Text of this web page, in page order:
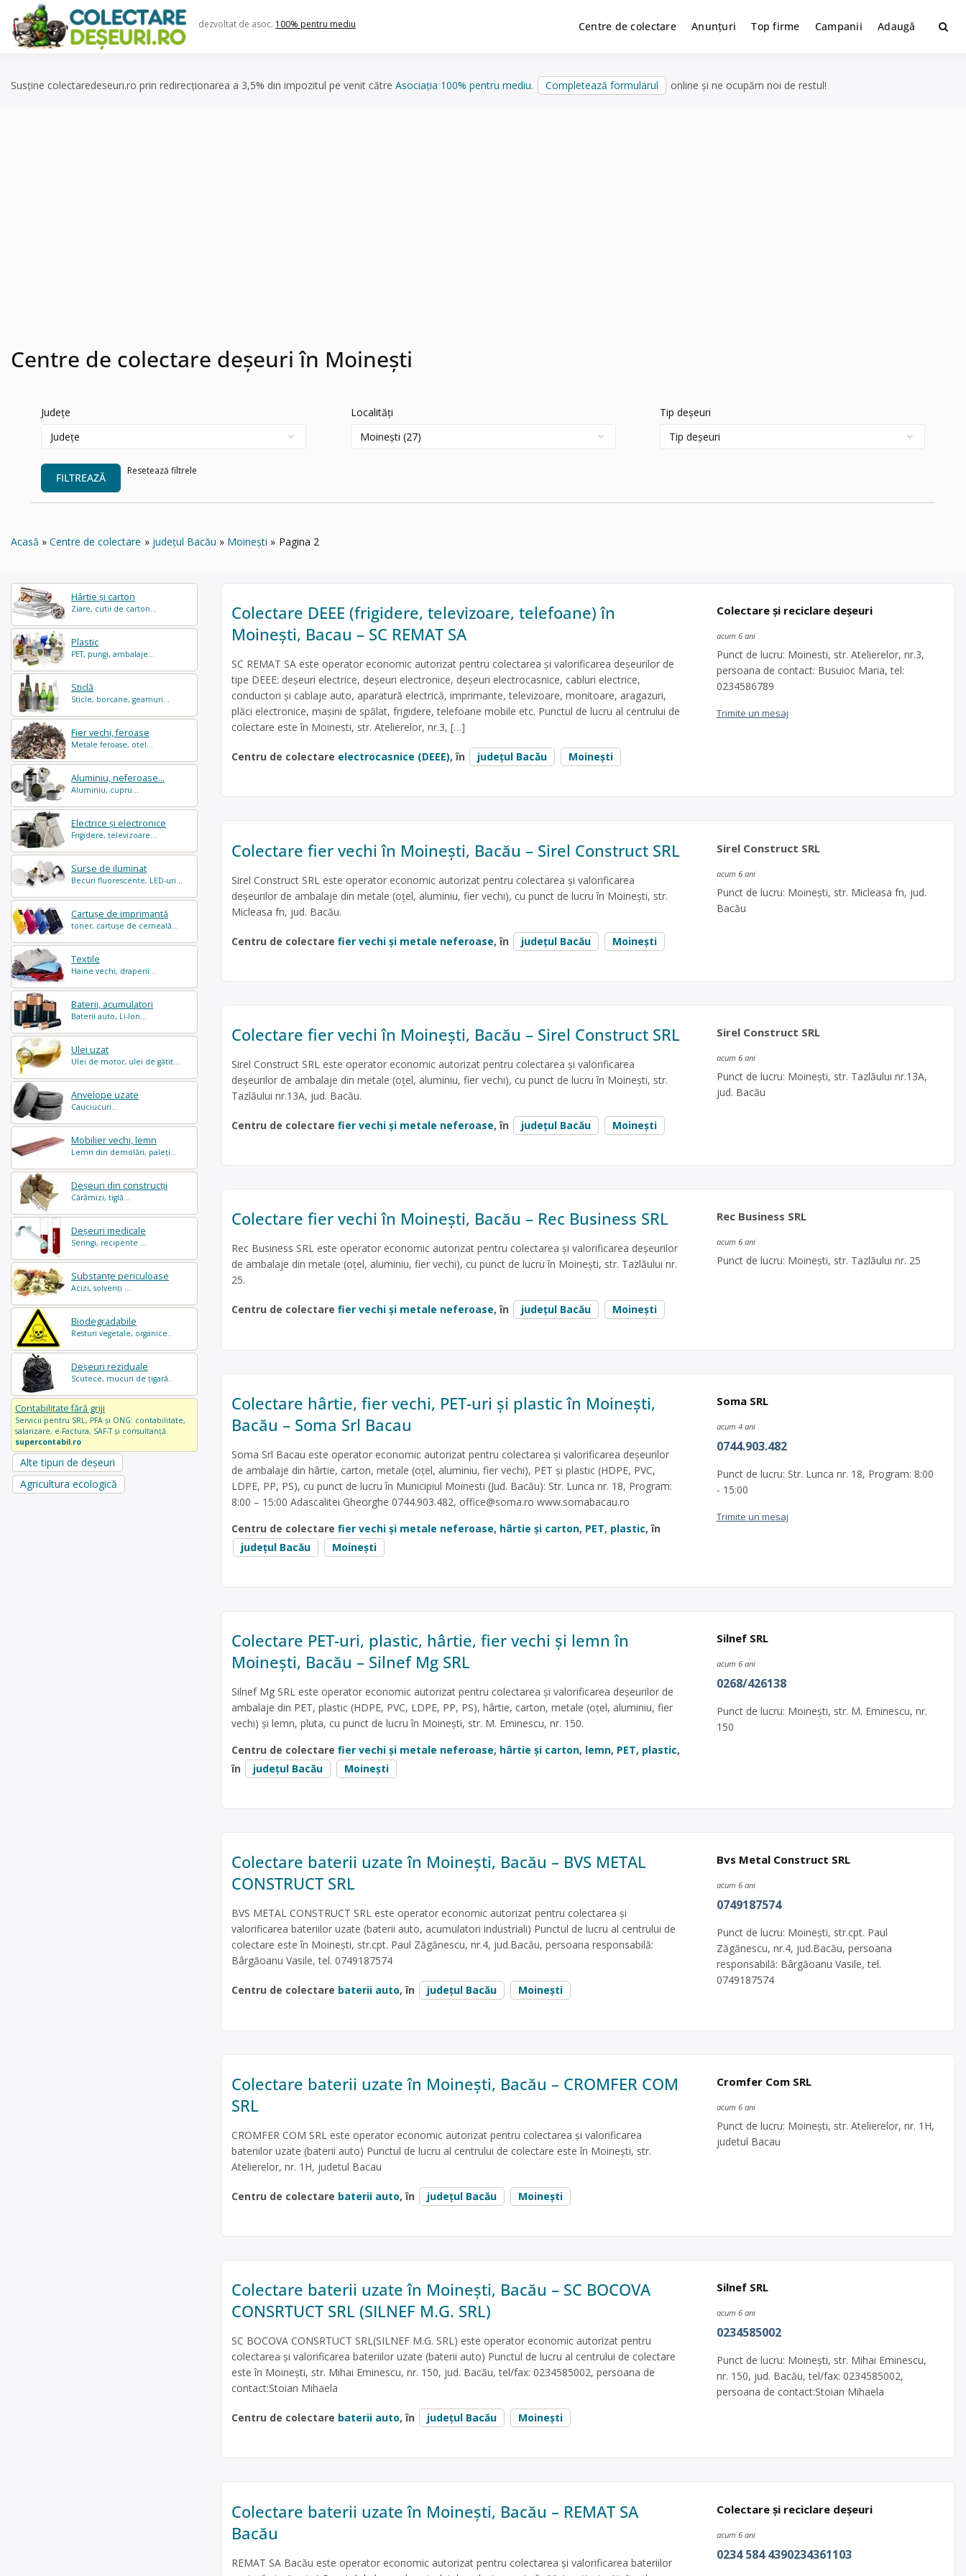
content
dezvoltat de asoc. 100% pentru mediu Centre de colectare Anunțuri Top firme Campanii Adaugă
Susține colectaredeseuri.ro prin redirecționarea a 3,5% din impozitul pe venit către Asociația 100% pentru mediu. Completează formularul online și ne ocupăm noi de restul!
Centre de colectare deșeuri în Moinești
Județe Localități Tip deșeuri
FILTREAZĂ
Resetează filtrele
Acasă Centre de colectare județul Bacău Moinești Pagina 2
Hârtie și carton
Ziare, cutii de carton...
Plastic
PET, pungi, ambalaje...
Sticlă
Sticle, borcane, geamuri...
Fier vechi, feroase
Metale feroase, otel...
Aluminiu, neferoase...
Aluminiu, cupru...
Electrice și electronice
Frigidere, televizoare...
Surse de iluminat
Becuri fluorescente, LED-uri...
Cartușe de imprimantă
toner, cartușe de cerneală...
Textile
Haine vechi, draperii...
Baterii, acumulatori
Baterii auto, Li-Ion...
Ulei uzat
Ulei de motor, ulei de gătit...
Anvelope uzate
Cauciucuri...
Mobilier vechi, lemn
Lemn din demolări, paleți...
Deșeuri din construcții
Cărămizi, tiglă...
Deșeuri medicale
Seringi, recipente ...
Substanțe periculoase
Acizi, solvenți ...
Biodegradabile
Resturi vegetale, organice..
Deșeuri reziduale
Scutece, mucuri de țigară..
Contabilitate fără griji
Servicii pentru SRL, PFA și ONG: contabilitate,
salarizare, e-Factura, SAF-T și consultanță.
supercontabil.ro
Alte tipuri de deșeuri
Agricultura ecologică
Colectare DEEE (frigidere, televizoare, telefoane) în
Moinești, Bacau – SC REMAT SA
SC REMAT SA este operator economic autorizat pentru colectarea și valorificarea deșeurilor de
tipe DEEE: deșeuri electrice, deșeuri electronice, deșeuri electrocasnice, cabluri electrice,
conductori și cablaje auto, aparatură electrică, imprimante, televizoare, monitoare, aragazuri,
plăci electronice, mașini de spălat, frigidere, telefoane mobile etc. Punctul de lucru al centrului de
colectare este în Moinesti, str. Atelierelor, nr.3, […]
Centru de colectare electrocasnice (DEEE), în județul Bacău Moinești
Colectare și reciclare deșeuri
acum 6 ani
Punct de lucru: Moinesti, str. Atelierelor, nr.3,
persoana de contact: Busuioc Maria, tel:
0234586789
Trimite un mesaj
Colectare fier vechi în Moinești, Bacău – Sirel Construct SRL
Sirel Construct SRL este operator economic autorizat pentru colectarea și valorificarea
deșeurilor de ambalaje din metale (oțel, aluminiu, fier vechi), cu punct de lucru în Moinești, str.
Micleasa fn, jud. Bacău.
Centru de colectare fier vechi și metale neferoase, în județul Bacău Moinești
Sirel Construct SRL
acum 6 ani
Punct de lucru: Moinești, str. Micleasa fn, jud.
Bacău
Colectare fier vechi în Moinești, Bacău – Sirel Construct SRL
Sirel Construct SRL este operator economic autorizat pentru colectarea și valorificarea
deșeurilor de ambalaje din metale (oțel, aluminiu, fier vechi), cu punct de lucru în Moinești, str.
Tazlăului nr.13A, jud. Bacău.
Centru de colectare fier vechi și metale neferoase, în județul Bacău Moinești
Sirel Construct SRL
acum 6 ani
Punct de lucru: Moinești, str. Tazlăului nr.13A,
jud. Bacău
Colectare fier vechi în Moinești, Bacău – Rec Business SRL
Rec Business SRL este operator economic autorizat pentru colectarea și valorificarea deșeurilor
de ambalaje din metale (oțel, aluminiu, fier vechi), cu punct de lucru în Moinești, str. Tazlăului nr.
25.
Centru de colectare fier vechi și metale neferoase, în județul Bacău Moinești
Rec Business SRL
acum 6 ani
Punct de lucru: Moinești, str. Tazlăului nr. 25
Colectare hârtie, fier vechi, PET-uri și plastic în Moinești,
Bacău – Soma Srl Bacau
Soma Srl Bacau este operator economic autorizat pentru colectarea și valorificarea deșeurilor
de ambalaje din hârtie, carton, metale (oțel, aluminiu, fier vechi), PET și plastic (HDPE, PVC,
LDPE, PP, PS), cu punct de lucru în Municipiul Moinesti (Jud. Bacău): Str. Lunca nr. 18, Program:
8:00 – 15:00 Adascalitei Gheorghe 0744.903.482, office@soma.ro www.somabacau.ro
Centru de colectare fier vechi și metale neferoase, hârtie și carton, PET, plastic, în
județul Bacău
Moinești
Soma SRL
acum 4 ani
0744.903.482
Punct de lucru: Str. Lunca nr. 18, Program: 8:00
- 15:00
Trimite un mesaj
Colectare PET-uri, plastic, hârtie, fier vechi și lemn în
Moinești, Bacău – Silnef Mg SRL
Silnef Mg SRL este operator economic autorizat pentru colectarea și valorificarea deșeurilor de
ambalaje din PET, plastic (HDPE, PVC, LDPE, PP, PS), hârtie, carton, metale (oțel, aluminiu, fier
vechi) și lemn, pluta, cu punct de lucru în Moinești, str. M. Eminescu, nr. 150.
Centru de colectare fier vechi și metale neferoase, hârtie și carton, lemn, PET, plastic,
în
județul Bacău Moinești
Silnef SRL
acum 6 ani
0268/426138
Punct de lucru: Moinești, str. M. Eminescu, nr.
150
Colectare baterii uzate în Moinești, Bacău – BVS METAL
CONSTRUCT SRL
BVS METAL CONSTRUCT SRL este operator economic autorizat pentru colectarea și
valorificarea bateriilor uzate (baterii auto, acumulatori industriali) Punctul de lucru al centrului de
colectare este în Moineşti, str.cpt. Paul Zăgănescu, nr.4, jud.Bacău, persoana responsabilă:
Bârgăoanu Vasile, tel. 0749187574
Centru de colectare baterii auto, în județul Bacău Moinești
Bvs Metal Construct SRL
acum 6 ani
0749187574
Punct de lucru: Moineşti, str.cpt. Paul
Zăgănescu, nr.4, jud.Bacău, persoana
responsabilă: Bârgăoanu Vasile, tel.
0749187574
Colectare baterii uzate în Moinești, Bacău – CROMFER COM
SRL
CROMFER COM SRL este operator economic autorizat pentru colectarea și valorificarea
bateriilor uzate (baterii auto) Punctul de lucru al centrului de colectare este în Moineşti, str.
Atelierelor, nr. 1H, judetul Bacau
Centru de colectare baterii auto, în județul Bacău Moinești
Cromfer Com SRL
acum 6 ani
Punct de lucru: Moineşti, str. Atelierelor, nr. 1H,
judetul Bacau
Colectare baterii uzate în Moinești, Bacău – SC BOCOVA
CONSRTUCT SRL (SILNEF M.G. SRL)
SC BOCOVA CONSRTUCT SRL(SILNEF M.G. SRL) este operator economic autorizat pentru
colectarea și valorificarea bateriilor uzate (baterii auto) Punctul de lucru al centrului de colectare
este în Moineşti, str. Mihai Eminescu, nr. 150, jud. Bacău, tel/fax: 0234585002, persoana de
contact:Stoian Mihaela
Centru de colectare baterii auto, în județul Bacău Moinești
Silnef SRL
acum 6 ani
0234585002
Punct de lucru: Moineşti, str. Mihai Eminescu,
nr. 150, jud. Bacău, tel/fax: 0234585002,
persoana de contact:Stoian Mihaela
Colectare baterii uzate în Moinești, Bacău – REMAT SA
Bacău
REMAT SA Bacău este operator economic autorizat pentru colectarea și valorificarea bateriilor
Colectare și reciclare deșeuri
acum 6 ani
0234 584 4390234361103